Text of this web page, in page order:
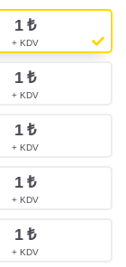
1₺
+ KDV
1₺
+ KDV
1₺
+ KDV
1₺
+ KDV
1₺
+ KDV